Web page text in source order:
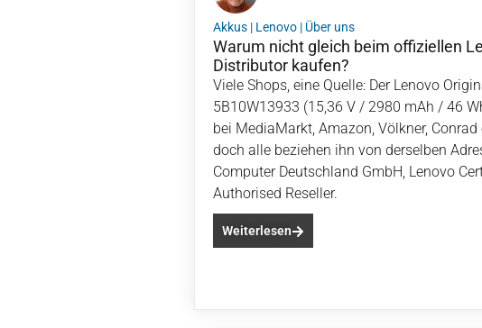
Akkus | Lenovo | Über uns
Warum nicht gleich beim offiziellen
Distributor kaufen?
Viele Shops, eine Quelle: Der Lenovo
5B10W13933 (15,36 V / 2980 mAh / 46
bei MediaMarkt, Amazon, Völkner, Conrad
doch alle beziehen ihn von derselben
Computer Deutschland GmbH, Lenovo
Authorised Reseller.
Weiterlesen